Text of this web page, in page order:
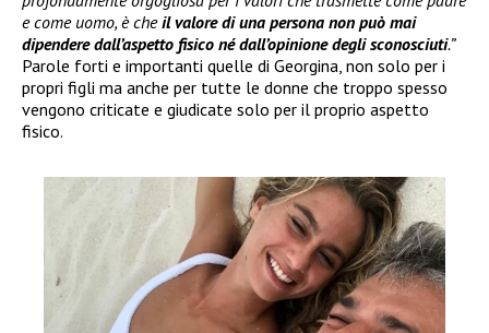
e come uomo, è cheil valore di una persona non può mai
dipendere dall’aspetto fisico né dall’opinione degli sconosciuti.”
Parole forti e importanti quelle di Georgina, non solo per i
propri figli ma anche per tutte le donne che troppo spesso
vengono criticate e giudicate solo per il proprio aspetto
fisico.